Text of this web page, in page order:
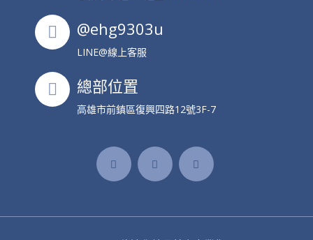
@ehg9303u
LINE@線上客服
總部位置
高雄市前鎮區復興四路12號3F-7